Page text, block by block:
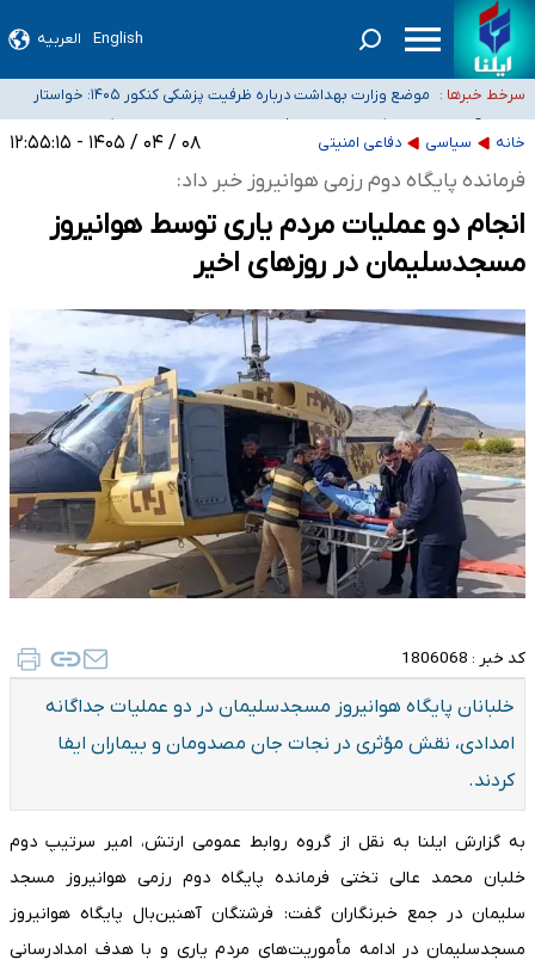
English العربیه
سرخط خبرها :
۴۰ تا ۵۰ روز گرمای نسبی در پیش داریم/ دمای تهران به ۳۸ درجه می‌رسد
موضع وزارت بهداشت درباره ظرفیت پزشکی کنکور ۱۴۰۵: خواستار
اصلاح ظرفیت‌ها هستیم، اما هنوز پاسخ مشخصی نگرفته‌ایم
تعویق آزمون ورودی دکترای تخصصی فرماندهی صحنه عملیات و
دکترای تخصصی جغرافیای نظامی دافوس آجا
خبرنگاران راویان حقیقت با دغدغه نان، مسکن و بیمه
آخرین وضعیت شیوع عفونت‌های تنفسی در کشور/ خوزستان و کرمان بالاتر از
خانه سیاسی دفاعی امنیتی ۰۸ / ۰۴ / ۱۴۰۵ - ۱۲:۵۵:۱۵
فرمانده پایگاه دوم رزمی هوانیروز خبر داد:
انجام دو عملیات مردم یاری توسط هوانیروز
مسجدسلیمان در روزهای اخیر
کد خبر : 1806068
خلبانان پایگاه هوانیروز مسجدسلیمان در دو عملیات جداگانه
امدادی، نقش مؤثری در نجات جان مصدومان و بیماران ایفا
کردند.
به گزارش ایلنا به نقل از گروه روابط عمومی ارتش، امیر سرتیپ دوم
خلبان محمد عالی تختی فرمانده پایگاه دوم رزمی هوانیروز مسجد
سلیمان در جمع خبرنگاران گفت: فرشتگان آهنین‌بال پایگاه هوانیروز
مسجدسلیمان در ادامه مأموریت‌های مردم یاری و با هدف امدادرسانی